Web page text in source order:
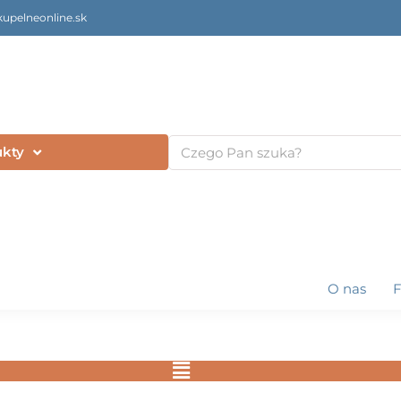
Szukaj
O nas
Flyout